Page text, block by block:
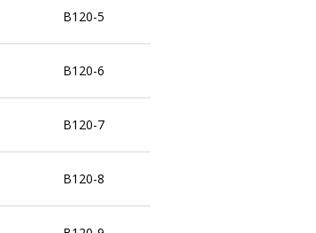
B120-5
B120-6
B120-7
B120-8